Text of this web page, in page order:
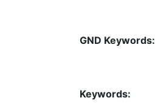
GND Keywords:
Keywords: